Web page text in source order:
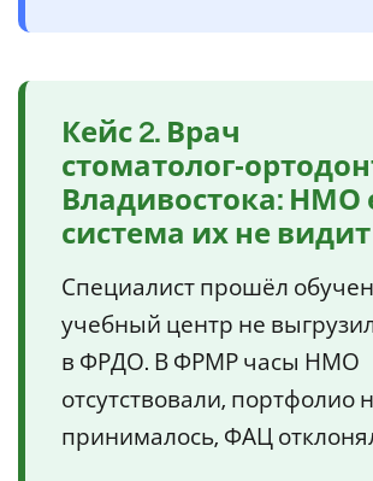
Кейс 2. Врач
Владивостока: НМО
система их не видит
Специалист прошёл
учебный центр не
в ФРДО. В ФРМР часы НМО
отсутствовали, портфолио
принималось, ФАЦ